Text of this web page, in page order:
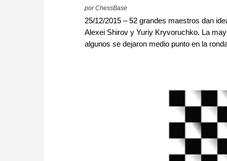
por ChessBase
25/12/2015 – 52 grandes maestros dan
Alexei Shirov y Yuriy Kryvoruchko. La
algunos se dejaron medio punto en la